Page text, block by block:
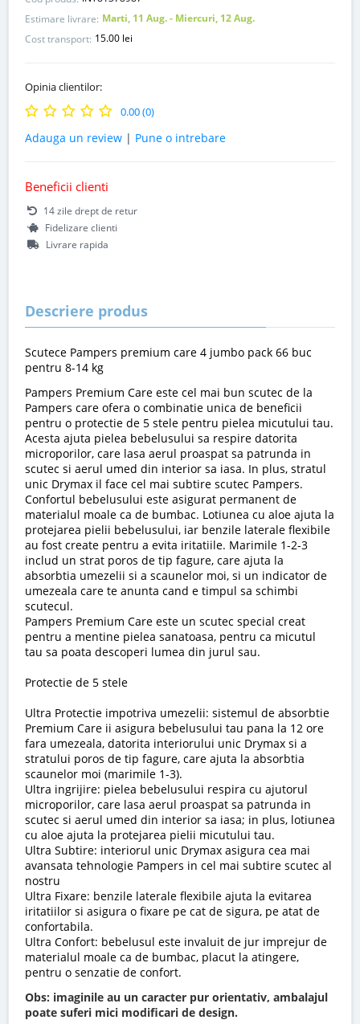
Estimare livrare: Marti, 11 Aug. - Miercuri, 12 Aug.
Cost transport: 15.00 lei
Opinia clientilor:
0.00 (0)
Adauga un review | Pune o intrebare
Beneficii clienti
14 zile drept de retur
Fidelizare clienti
Livrare rapida
Descriere produs
Scutece Pampers premium care 4 jumbo pack 66 buc
pentru 8-14 kg
Pampers Premium Care este cel mai bun scutec de la
Pampers care ofera o combinatie unica de beneficii
pentru o protectie de 5 stele pentru pielea micutului tau.
Acesta ajuta pielea bebelusului sa respire datorita
microporilor, care lasa aerul proaspat sa patrunda in
scutec si aerul umed din interior sa iasa. In plus, stratul
unic Drymax il face cel mai subtire scutec Pampers.
Confortul bebelusului este asigurat permanent de
materialul moale ca de bumbac. Lotiunea cu aloe ajuta la
protejarea pielii bebelusului, iar benzile laterale flexibile
au fost create pentru a evita iritatiile. Marimile 1-2-3
includ un strat poros de tip fagure, care ajuta la
absorbtia umezelii si a scaunelor moi, si un indicator de
umezeala care te anunta cand e timpul sa schimbi
scutecul.
Pampers Premium Care este un scutec special creat
pentru a mentine pielea sanatoasa, pentru ca micutul
tau sa poata descoperi lumea din jurul sau.
Protectie de 5 stele
Ultra Protectie impotriva umezelii: sistemul de absorbtie
Premium Care ii asigura bebelusului tau pana la 12 ore
fara umezeala, datorita interiorului unic Drymax si a
stratului poros de tip fagure, care ajuta la absorbtia
scaunelor moi (marimile 1-3).
Ultra ingrijire: pielea bebelusului respira cu ajutorul
microporilor, care lasa aerul proaspat sa patrunda in
scutec si aerul umed din interior sa iasa; in plus, lotiunea
cu aloe ajuta la protejarea pielii micutului tau.
Ultra Subtire: interiorul unic Drymax asigura cea mai
avansata tehnologie Pampers in cel mai subtire scutec al
nostru
Ultra Fixare: benzile laterale flexibile ajuta la evitarea
iritatiilor si asigura o fixare pe cat de sigura, pe atat de
confortabila.
Ultra Confort: bebelusul este invaluit de jur imprejur de
materialul moale ca de bumbac, placut la atingere,
pentru o senzatie de confort.
Obs: imaginile au un caracter pur orientativ, ambalajul
poate suferi mici modificari de design.